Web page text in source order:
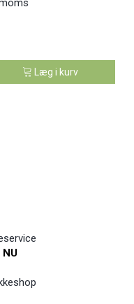
Læg i kurv
NU